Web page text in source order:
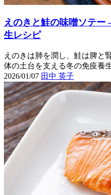
えのきと鮭の味噌ソテ
生レシピ
えのきは肺を潤し、鮭は脾と
体の土台を支える冬の免疫養
2026/01/07 田中 英子